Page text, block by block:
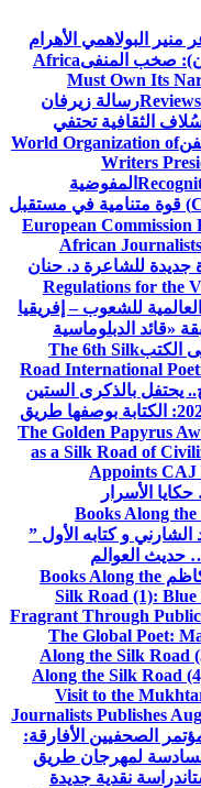
منير البولاهمي الأهرام
صخب المنفىAfrica
Must Own Its
رسالة زيرفان
الثقافية تحتفي
World Organization of
Writers
المفوضية
الأوروبية: مؤتمر الصحفيين الأفارقة (CAJ) قوة متنامية في مستقبل
European Commission
African
للشاعرة د. حنان
Regulations for the
للشعوب – إفريقيا
«قائد الدبلوماسية
الكتبThe 6th Silk
Road International
يحتفل بالذكرى الستين
جائزة البردية الذهبية 2026: الكتابة بوصفها طريق
The Golden Papyrus
as a Silk Road of
Appoints
الأسرار
Books Along
و كتابه الأول ”
حديث العوالم
Books Along the
Silk Road (1):
Fragrant Through Public
The Global Poet:
Along the Silk Road
Along the Silk Road
Visit to the
Journalists Publishes
الصحفيين الأفارقة:
السادسة لمهرجان طريق
دراسة نقدية جديدة